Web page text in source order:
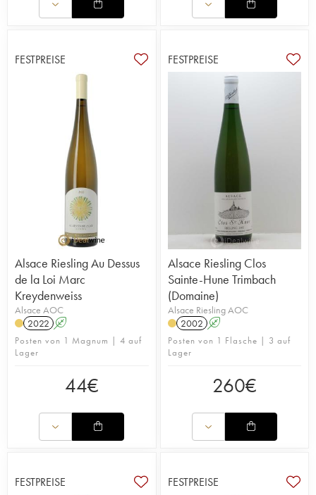
FESTPREISE
Alsace Riesling Au Dessus
de la Loi Marc
Kreydenweiss
Alsace AOC
2022 A
Posten von 1 Magnum | 4 auf
Lager
44€
FESTPREISE
Alsace Riesling Clos
Sainte-Hune Trimbach
(Domaine)
Alsace Riesling AOC
2002 A
Posten von 1 Flasche | 3 auf
Lager
260€
FESTPREISE FESTPREISE